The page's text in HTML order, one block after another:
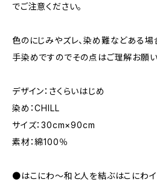
でご注意ください。
色のにじみやズレ、染め難などある場
手染めですのでその点はご理解お願い
デザイン：さくらいはじめ
染め：CHILL
サイズ：30cm×90cm
素材：綿100％
●はこにわ〜和と人を結ぶはこにわイ